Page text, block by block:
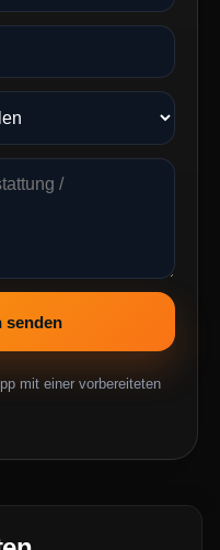
senden
mit einer vorbereiteten